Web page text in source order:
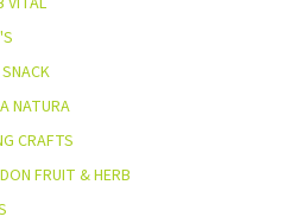
NATURA
CRAFTS
FRUIT & HERB